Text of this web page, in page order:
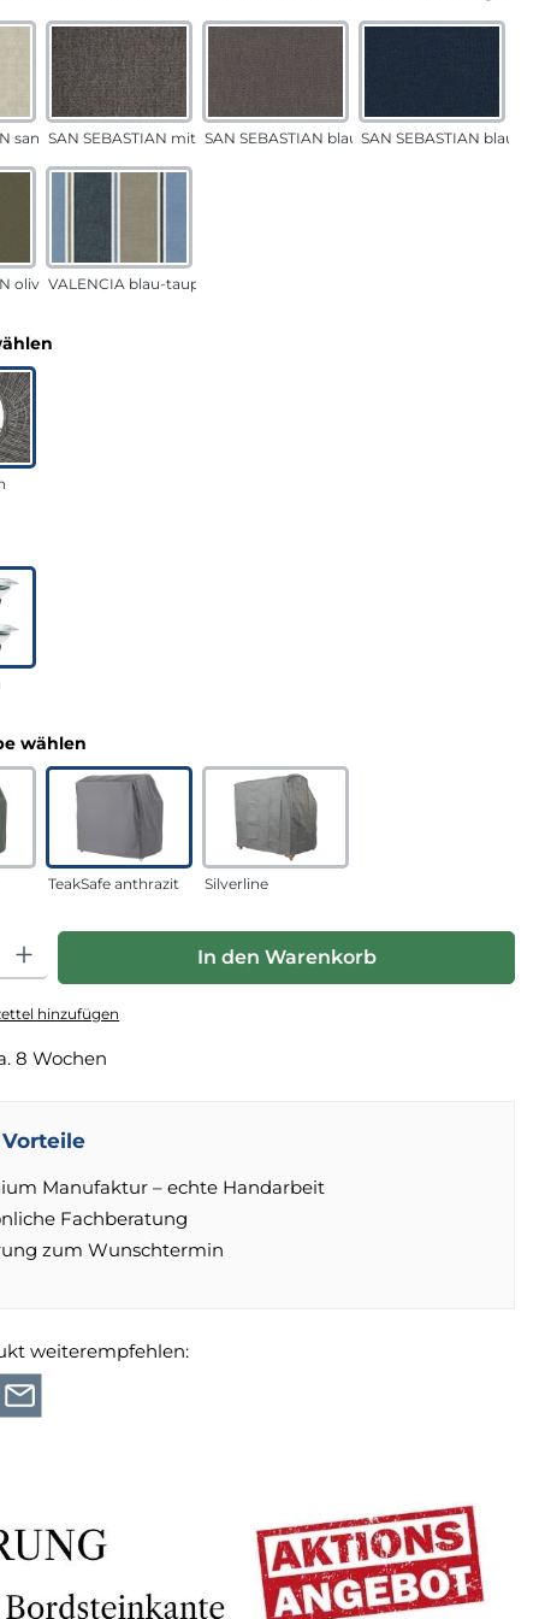
sandSAN SEBASTIAN mittelgrauSAN SEBASTIAN blau-sandSAN SEBASTIAN blau
oliv VALENCIA blau-taupe
wählen
TeakSafe anthrazit Silverline
Gib den gewünschten Wert ein oder benutze die
In den Warenkorb
hinzufügen
8 Wochen
Manufaktur – echte Handarbeit
Fachberatung
zum Wunschtermin
weiterempfehlen: